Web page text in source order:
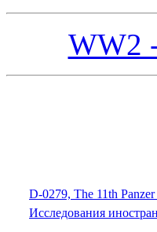
WW2
D-0279, The 11th
Исследования